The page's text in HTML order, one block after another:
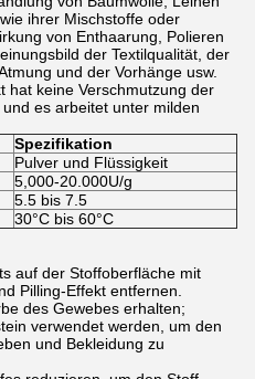
ihrer Mischstoffe oder
von Enthaarung, Polieren
der Textilqualität, der
und der Vorhänge usw.
hat keine Verschmutzung der
es arbeitet unter milden
Spezifikation
Pulver und Flüssigkeit
5,000-20.000U/g
5.5 bis 7.5
30°C bis 60°C
auf der Stoffoberfläche mit
Pilling-Effekt entfernen.
des Gewebes erhalten;
verwendet werden, um den
und Bekleidung zu